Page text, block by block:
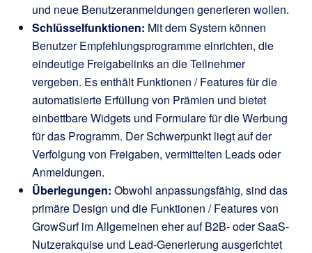
und neue Benutzeranmeldungen generieren wollen.
Schlüsselfunktionen: Mit dem System können
Benutzer Empfehlungsprogramme einrichten, die
eindeutige Freigabelinks an die Teilnehmer
vergeben. Es enthält Funktionen / Features für die
automatisierte Erfüllung von Prämien und bietet
einbettbare Widgets und Formulare für die Werbung
für das Programm. Der Schwerpunkt liegt auf der
Verfolgung von Freigaben, vermittelten Leads oder
Anmeldungen.
Überlegungen: Obwohl anpassungsfähig, sind das
primäre Design und die Funktionen / Features von
GrowSurf im Allgemeinen eher auf B2B- oder SaaS-
Nutzerakquise und Lead-Generierung ausgerichtet